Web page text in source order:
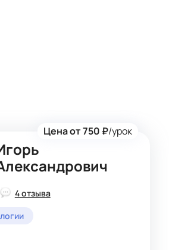
Цена от 750 ₽/урок
4 отзыва